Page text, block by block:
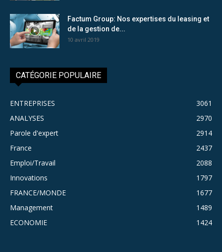
Factum Group: Nos expertises du leasing et
de la gestion de...
10 avril 2019
CATÉGORIE POPULAIRE
ENTREPRISES
3061
ANALYSES
2970
Parole d'expert
2914
France
2437
Emploi/Travail
2088
Innovations
1797
FRANCE/MONDE
1677
Management
1489
ECONOMIE
1424